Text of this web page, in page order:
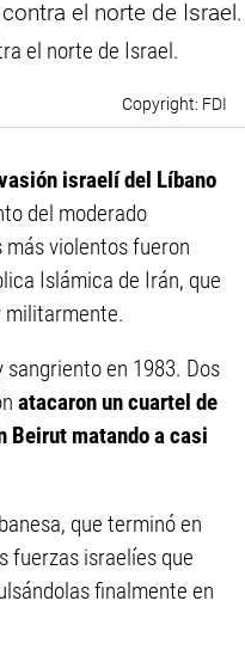
el norte de Israel.
FDI
israelí del Líbano
del moderado
violentos fueron
Islámica de Irán, que
militarmente.
en 1983. Dos
atacaron un cuartel de
Beirut matando a casi
que terminó en
fuerzas israelíes que
finalmente en